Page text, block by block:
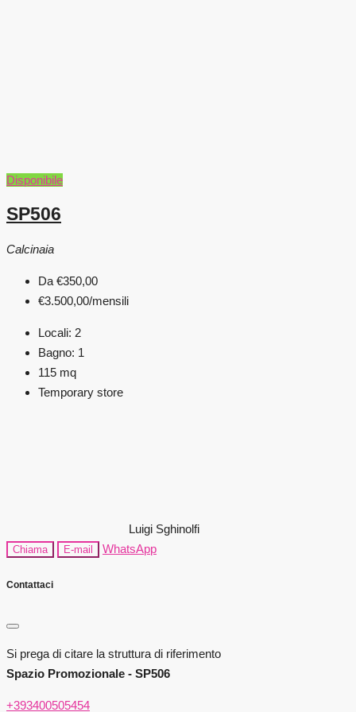
Disponibile
SP506
Calcinaia
Da €350,00
€3.500,00/mensili
Locali: 2
Bagno: 1
115 mq
Temporary store
Luigi Sghinolfi
Chiama E-mail WhatsApp
Contattaci
Si prega di citare la struttura di riferimento
Spazio Promozionale - SP506
+393400505454